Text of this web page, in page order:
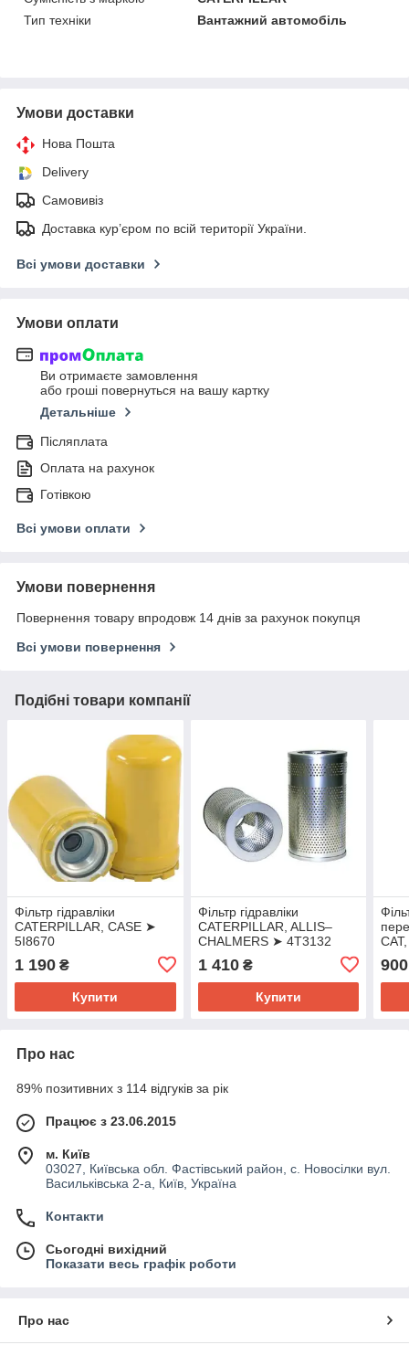
Тип техніки
Вантажний автомобіль
Умови доставки
Нова Пошта
Delivery
Самовивіз
Доставка кур’єром по всій території України.
Всі умови доставки
Умови оплати
Ви отримаєте замовлення
або гроші повернуться на вашу картку
Детальніше
Післяплата
Оплата на рахунок
Готівкою
Всі умови оплати
Умови повернення
Повернення товару впродовж 14 днів за рахунок покупця
Всі умови повернення
Подібні товари компанії
Фільтр гідравліки
CATERPILLAR, CASE ➤
5I8670
1 190 ₴
Купити
Фільтр гідравліки
CATERPILLAR, ALLIS–
CHALMERS ➤ 4T3132
1 410₴
Купити
900
Про нас
89% позитивних з 114 відгуків за рік
Працює з 23.06.2015
м. Київ
03027, Київська обл. Фастівський район, с. Новосілки вул.
Васильківська 2-а, Київ, Україна
Контакти
Сьогодні вихідний
Показати весь графік роботи
Про нас